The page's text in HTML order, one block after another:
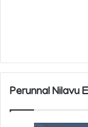
Perunnal Nilavu